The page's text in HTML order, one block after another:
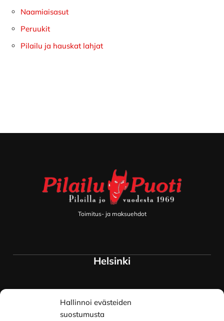
Hallinnoi evästeiden
suostumusta
Naamiaisasut
Peruukit
Pilailu ja hauskat lahjat
Toimitus- ja maksuehdot
Helsinki
Siltavuorenranta 18
00170 Helsinki